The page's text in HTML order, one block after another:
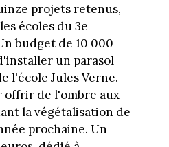
projets retenus,
écoles du 3e
budget de 10 000
un parasol
l'école Jules Verne.
offrir de l'ombre aux
la végétalisation de
prochaine. Un